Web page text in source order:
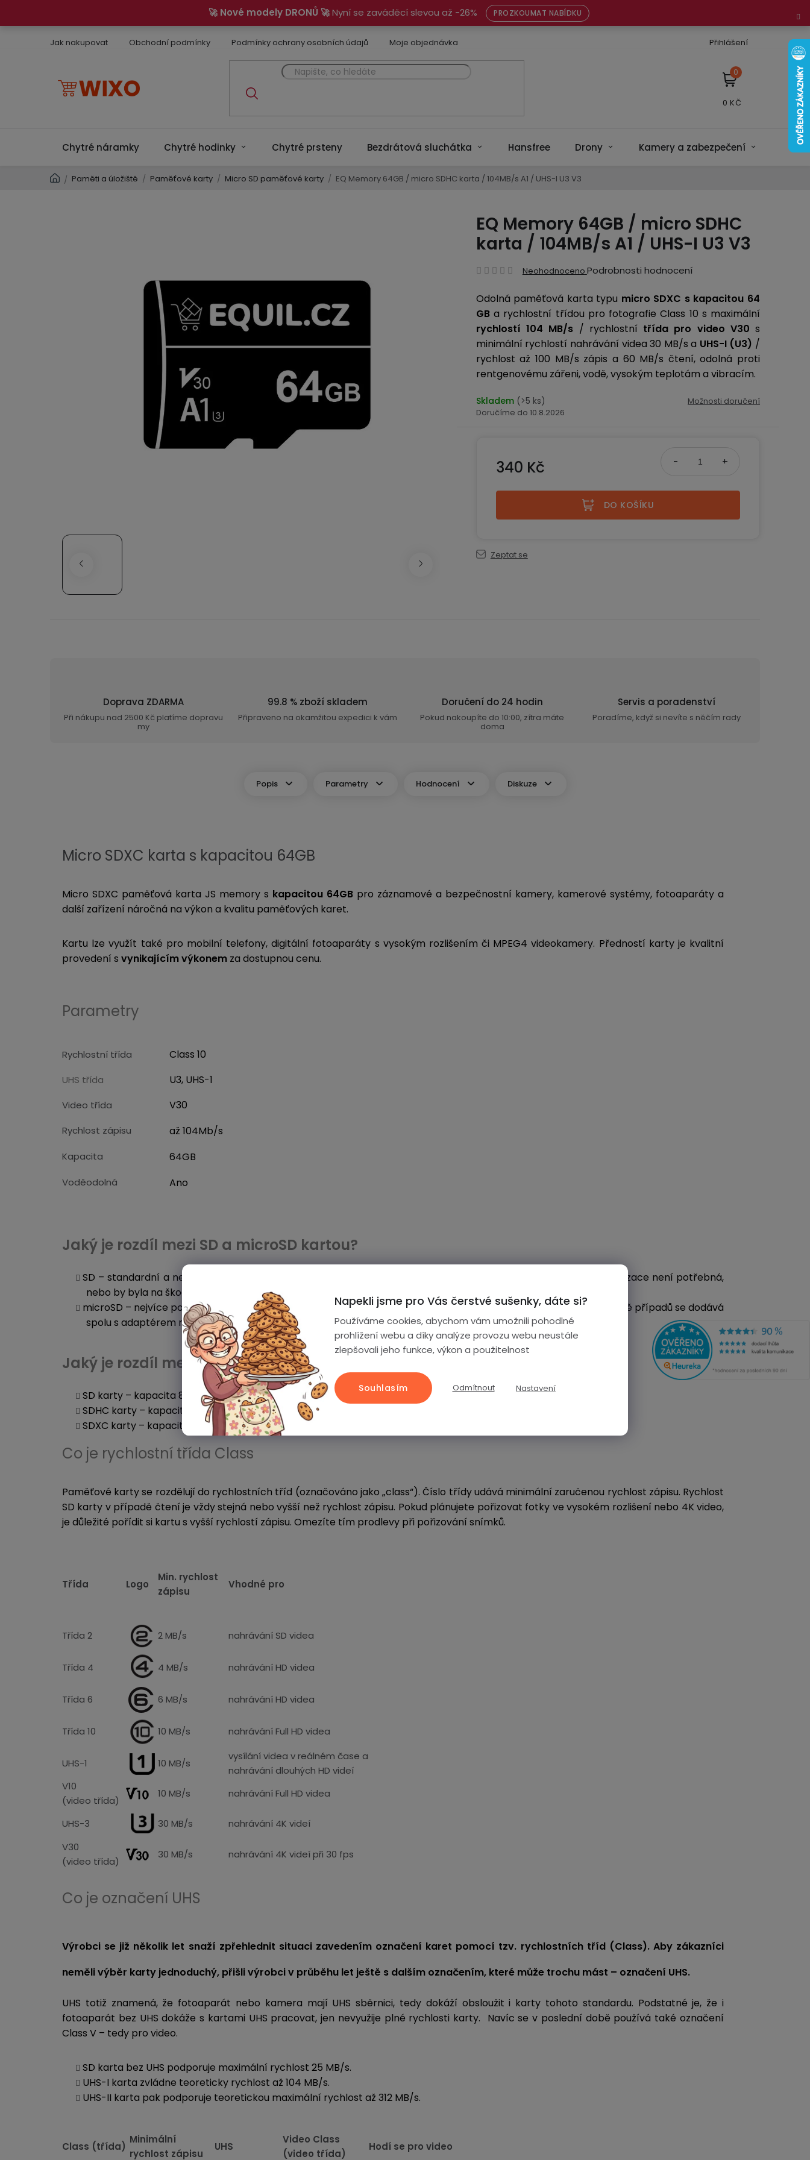
Napekli jsme pro Vás čerstvé sušenky, dáte si?
Používáme cookies, abychom vám umožnili pohodlné
prohlížení webu a díky analýze provozu webu neustále
zlepšovali jeho funkce, výkon a použitelnost
Nastavení
Odmítnout
Souhlasím
🚀 Nové modely DRONŮ 🚀Nyní se zaváděcí slevou až -26% PROZKOUMAT NABÍDKU
Jak nakupovat Obchodní podmínky Podmínky ochrany osobních údajů Moje objednávka Přihlášení
NÁKUPNÍ
KOŠÍK
Chytré náramky Chytré hodinky Chytré prsteny Bezdrátová sluchátka Hansfree Drony Kamery a zabezpečení
Domů
/ Paměti a úložiště / Paměťové karty / Micro SD paměťové karty / EQ Memory 64GB / micro SDHC karta / 104MB/s A1 / UHS-I U3 V3
EQ Memory 64GB / micro SDHC
karta / 104MB/s A1 / UHS-I U3 V3
Průměrné
produktu
je
0,0
z
5
hvězdiček.
Neohodnoceno Podrobnosti hodnocení
Odolná paměťová karta typu micro SDXC s kapacitou 64
GBa rychlostní třídou pro fotografie Class 10 s maximální
rychlostí 104 MB/s / rychlostní třída pro video V30 s
minimální rychlostí nahrávání videa 30 MB/s a UHS-I (U3) /
rychlost až 100 MB/s zápis a 60 MB/s čtení, odolná proti
rentgenovému zářeni, vodě, vysokým teplotám a vibracím.
Skladem (>5 ks)
10.8.2026
Možnosti doručení
340 Kč
DO KOŠÍKU
Zeptat se
Doprava ZDARMA
Při nákupu nad 2500 Kč platíme dopravu
my
99.8 % zboží skladem
Připraveno na okamžitou expedici k vám
Doručení do 24 hodin
Pokud nakoupíte do 10:00, zítra máte
doma
Servis a poradenství
Poradíme, když si nevíte s něčím rady
Popis Parametry Hodnocení Diskuze
Micro SDXC karta s kapacitou 64GB
Micro SDXC paměťová karta JS memory s kapacitou 64GB pro záznamové a bezpečnostní kamery, kamerové systémy, fotoaparáty a
další zařízení náročná na výkon a kvalitu paměťových karet.
Kartu lze využít také pro mobilní telefony, digitální fotoaparáty s vysokým rozlišením či MPEG4 videokamery. Předností karty je kvalitní
provedení s vynikajícím výkonem za dostupnou cenu.
Parametry
Rychlostní třída Class 10
UHS třída U3, UHS-1
Video třída V30
Rychlost zápisu až 104Mb/s
Kapacita 64GB
Voděodolná Ano
Jaký je rozdíl mezi SD a microSD kartou?
SD – standardní a nejpoužívanější velikost SD karet. Najdete ji ve všech fotoaparátech a kamerách, kde miniaturizace není potřebná,
nebo by byla na škodu.
microSD – nejvíce používaná velikost pro mobilní telefony, tablety, drony a outdoorové kamery. V naprosté většině případů se dodává
spolu s adaptérem na standardní rozměr, takže pak lze kartu využít stejně jako velkou SD kartu.
Jaký je rozdíl mezi SD, SDHC, SDXC
SD karty – kapacita 8 MB – 2 GB, dnes se již kvůli jejich nedostatečné kapacitě nepoužívají
SDHC karty – kapacita 4 GB – 32 GB, v současnosti nejvyužívanější
SDXC karty – kapacita 64 GB – 2 TB (teoretické maximum, dnes se setkáte maximálně s 512 GB)
Co je rychlostní třída Class
Paměťové karty se rozdělují do rychlostních tříd (označováno jako „class“). Číslo třídy udává minimální zaručenou rychlost zápisu. Rychlost
SD karty v případě čtení je vždy stejná nebo vyšší než rychlost zápisu. Pokud plánujete pořizovat fotky ve vysokém rozlišení nebo 4K video,
je důležité pořídit si kartu s vyšší rychlostí zápisu. Omezíte tím prodlevy při pořizování snímků.
Třída Logo
Min. rychlost
zápisu
Vhodné pro
Třída 2 2 MB/s nahrávání SD videa
Třída 4 4 MB/s nahrávání HD videa
Třída 6 6 MB/s nahrávání HD videa
Třída 10 10 MB/s nahrávání Full HD videa
UHS-1 10 MB/s
vysílání videa v reálném čase a
nahrávání dlouhých HD videí
V10
(video třída)
10 MB/s nahrávání Full HD videa
UHS-3 30 MB/s
nahrávání 4K videí
V30
(video třída)
30 MB/s nahrávání 4K videí při 30 fps
Co je označení UHS
Výrobci se již několik let snaží zpřehlednit situaci zavedením označení karet pomocí tzv. rychlostních tříd (Class). Aby zákazníci
neměli výběr karty jednoduchý, přišli výrobci v průběhu let ještě s dalším označením, které může trochu mást – označení UHS.
UHS totiž znamená, že fotoaparát nebo kamera mají UHS sběrnici, tedy dokáží obsloužit i karty tohoto standardu. Podstatné je, že i
fotoaparát bez UHS dokáže s kartami UHS pracovat, jen nevyužije plné rychlosti karty. Navíc se v poslední době používá také označení
Class V – tedy pro video.
SD karta bez UHS podporuje maximální rychlost 25 MB/s.
UHS-I karta zvládne teoreticky rychlost až 104 MB/s.
UHS-II karta pak podporuje teoretickou maximální rychlost až 312 MB/s.
Class (třída)
Minimální
rychlost zápisu
UHS
Video Class
(video třída)
Hodí se pro video